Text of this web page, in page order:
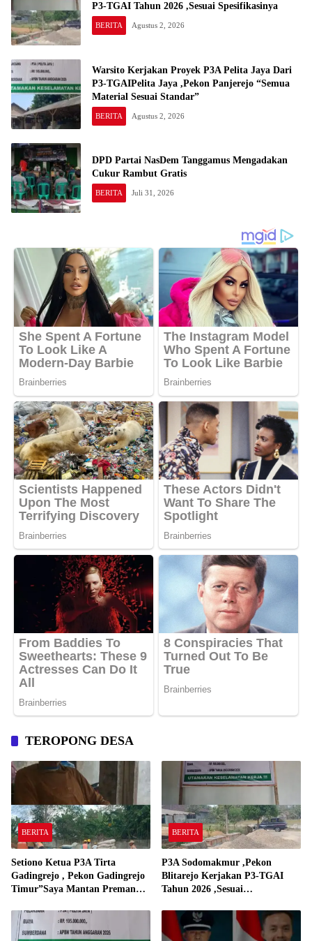
P3-TGAI Tahun 2026 ,Sesuai Spesifikasinya
BERITA Agustus 2, 2026
Warsito Kerjakan Proyek P3A Pelita Jaya Dari
P3-TGAIPelita Jaya ,Pekon Panjerejo “Semua
Material Sesuai Standar”
BERITA Agustus 2, 2026
DPD Partai NasDem Tanggamus Mengadakan
Cukur Rambut Gratis
BERITA Juli 31, 2026
TEROPONG DESA
BERITA
Setiono Ketua P3A Tirta
Gadingrejo , Pekon Gadingrejo
Timur”Saya Mantan Preman
Gadingrejo Tahun 2000″
BERITA
P3A Sodomakmur ,Pekon
Blitarejo Kerjakan P3-TGAI
Tahun 2026 ,Sesuai